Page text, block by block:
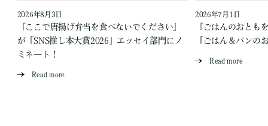
2026年8月3日
『ここで唐揚げ弁当を食べないでください』
が「SNS推し本大賞2026」エッセイ部門にノ
ミネート！
Read more
2026年7月1日
『ごはんのおとも
「ごはん＆パンの
Read more